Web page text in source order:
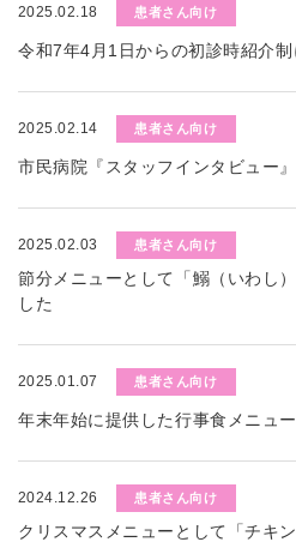
2025.02.18 患者さん向け
令和7年4月1日からの初診時紹介制
2025.02.14 患者さん向け
市民病院『スタッフインタビュー
2025.02.03 患者さん向け
節分メニューとして「鰯（いわし
した
2025.01.07 患者さん向け
年末年始に提供した行事食メニュ
2024.12.26 患者さん向け
クリスマスメニューとして「チキ